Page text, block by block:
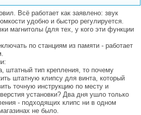
Всё работает как заявлено: звук
удобно и быстро регулируется.
магнитолы (для тех, у кого эти функции
по станциям из памяти - работает
штатный тип крепления, то почему
штатную клипсу для винта, который
точную инструкцию по месту и
установки? Два дня ушло только
- подходящих клипс ни в одном
не было.